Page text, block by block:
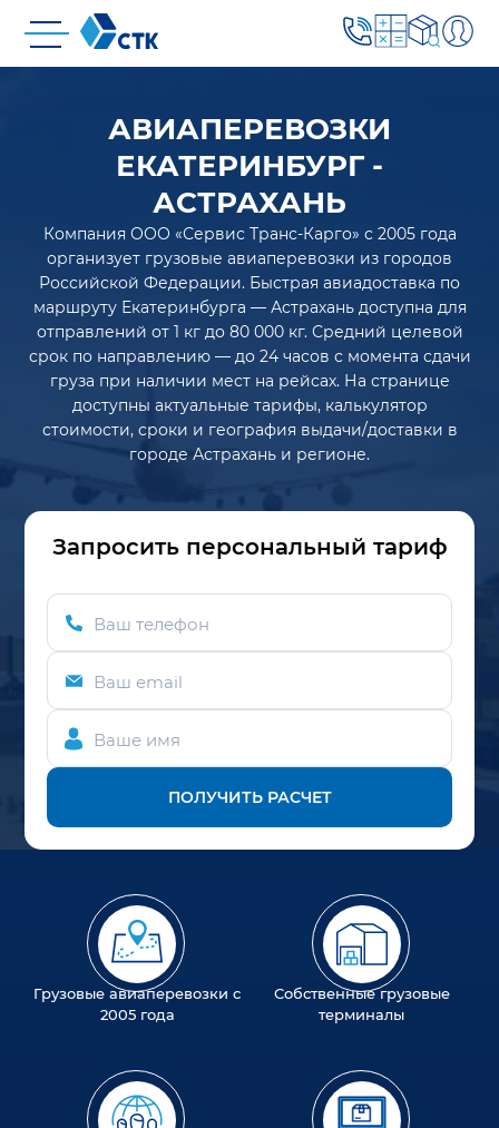
АВИАПЕРЕВОЗКИ
ЕКАТЕРИНБУРГ -
АСТРАХАНЬ
Компания ООО «Сервис Транс-Карго» с 2005 года
организует грузовые авиаперевозки из городов
Российской Федерации. Быстрая авиадоставка по
маршруту Екатеринбурга — Астрахань доступна для
отправлений от 1 кг до 80 000 кг. Средний целевой
срок по направлению — до 24 часов с момента сдачи
груза при наличии мест на рейсах. На странице
доступны актуальные тарифы, калькулятор
стоимости, сроки и география выдачи/доставки в
городе Астрахань и регионе.
Запросить персональный тариф
Ваш телефон
Ваш email
Ваше имя
ПОЛУЧИТЬ РАСЧЕТ
Грузовые авиаперевозки с
2005 года
Собственные грузовые
терминалы